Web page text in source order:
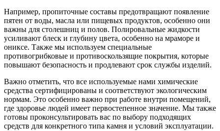
Например, пропиточные составы предотвращают появление
пятен от воды, масла или пищевых продуктов, особенно они
важны для столешниц и полов. Полировальные жидкости
усиливают блеск и глубину цвета, особенно на мраморе и
ониксе. Также мы используем специальные
противогрибковые и противоскользящие покрытия, которые
повышают безопасность и продлевают срок службы изделий.
Важно отметить, что все используемые нами химические
средства сертифицированы и соответствуют экологическим
нормам. Это особенно важно при работе внутри помещений,
где здоровье людей имеет первостепенное значение. Мы также
готовы проконсультировать вас по выбору подходящих
средств для конкретного типа камня и условий эксплуатации.